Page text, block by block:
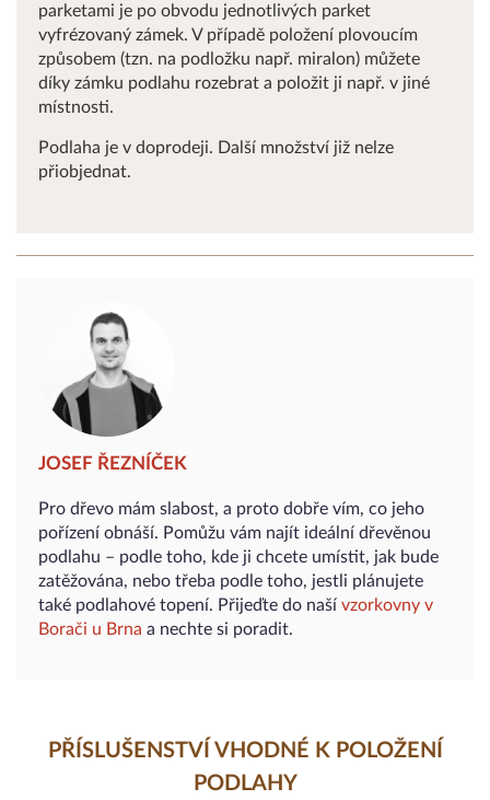
parketami je po obvodu jednotlivých parket
vyfrézovaný zámek. V případě položení plovoucím
způsobem (tzn. na podložku např. miralon) můžete
díky zámku podlahu rozebrat a položit ji např. v jiné
místnosti.
Podlaha je v doprodeji. Další množství již nelze
přiobjednat.
JOSEF ŘEZNÍČEK
Pro dřevo mám slabost, a proto dobře vím, co jeho
pořízení obnáší. Pomůžu vám najít ideální dřevěnou
podlahu – podle toho, kde ji chcete umístit, jak bude
zatěžována, nebo třeba podle toho, jestli plánujete
také podlahové topení. Přijeďte do naší vzorkovny v
Borači u Brna a nechte si poradit.
PŘÍSLUŠENSTVÍ VHODNÉ K POLOŽENÍ
PODLAHY